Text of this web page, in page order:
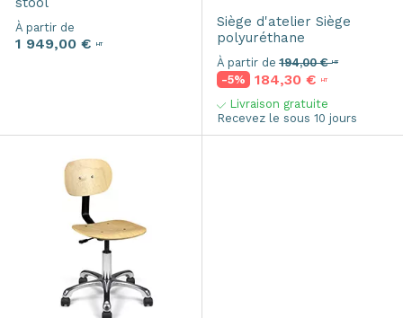
À partir de
1 949,00 € HT
Siège d'atelier Siège
polyuréthane
À partir de 194,00 €HT
-5% 184,30 € HT
Livraison gratuite
Recevez le sous 10 jours